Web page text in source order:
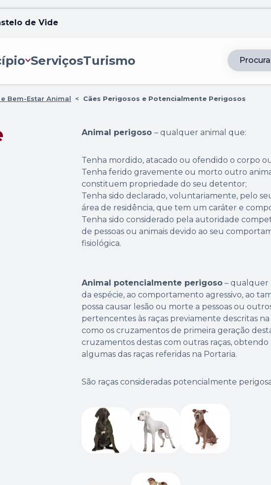
de Vide
ServiçosTurismo
Bem-Estar Animal < Cães Perigosos e Potencialmente Perigosos
Animal perigoso – qualquer animal que:
Tenha mordido, atacado ou ofendido o corpo
Tenha ferido gravemente ou morto outro
constituem propriedade do seu detentor;
Tenha sido declarado, voluntariamente, pelo
área de residência, que tem um caráter e
Tenha sido considerado pela autoridade
de pessoas ou animais devido ao seu
fisiológica.
Animal potencialmente perigoso – qualquer
da espécie, ao comportamento agressivo, ao
possa causar lesão ou morte a pessoas ou
pertencentes às raças previamente descritas
como os cruzamentos de primeira geração
cruzamentos destas com outras raças,
algumas das raças referidas na Portaria.
São raças consideradas potencialmente